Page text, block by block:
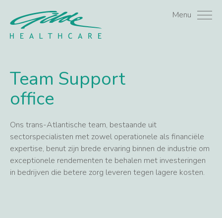
Support office Menu
Team Support
office
Ons trans-Atlantische team, bestaande uit
sectorspecialisten met zowel operationele als financiële
expertise, benut zijn brede ervaring binnen de industrie om
exceptionele rendementen te behalen met investeringen
in bedrijven die betere zorg leveren tegen lagere kosten.